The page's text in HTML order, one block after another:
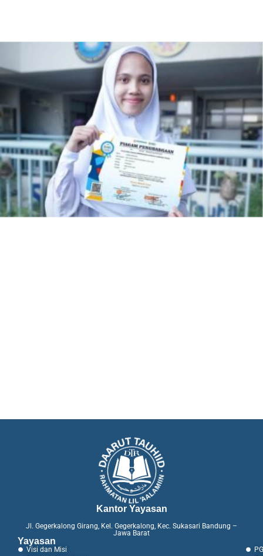
Kantor Yayasan
Jl. Gegerkalong Girang, Kel. Gegerkalong, Kec. Sukasari Bandung –
Jawa Barat
Yayasan
Visi dan Misi